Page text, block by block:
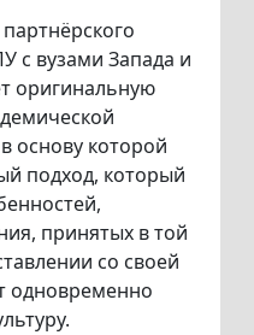
с вузами Запада и
оригинальную
основу которой
подход, который
принятых в той
со своей
одновременно